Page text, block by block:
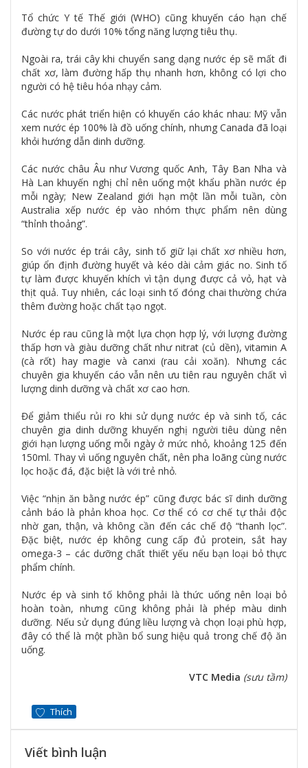
Tổ chức Y tế Thế giới (WHO) cũng khuyến cáo hạn chế
đường tự do dưới 10% tổng năng lượng tiêu thụ.
Ngoài ra, trái cây khi chuyển sang dạng nước ép sẽ mất đi
chất xơ, làm đường hấp thụ nhanh hơn, không có lợi cho
người có hệ tiêu hóa nhạy cảm.
Các nước phát triển hiện có khuyến cáo khác nhau: Mỹ vẫn
xem nước ép 100% là đồ uống chính, nhưng Canada đã loại
khỏi hướng dẫn dinh dưỡng.
Các nước châu Âu như Vương quốc Anh, Tây Ban Nha và
Hà Lan khuyến nghị chỉ nên uống một khẩu phần nước ép
mỗi ngày; New Zealand giới hạn một lần mỗi tuần, còn
Australia xếp nước ép vào nhóm thực phẩm nên dùng
“thỉnh thoảng”.
So với nước ép trái cây, sinh tố giữ lại chất xơ nhiều hơn,
giúp ổn định đường huyết và kéo dài cảm giác no. Sinh tố
tự làm được khuyến khích vì tận dụng được cả vỏ, hạt và
thịt quả. Tuy nhiên, các loại sinh tố đóng chai thường chứa
thêm đường hoặc chất tạo ngọt.
Nước ép rau cũng là một lựa chọn hợp lý, với lượng đường
thấp hơn và giàu dưỡng chất như nitrat (củ dền), vitamin A
(cà rốt) hay magie và canxi (rau cải xoăn). Nhưng các
chuyên gia khuyến cáo vẫn nên ưu tiên rau nguyên chất vì
lượng dinh dưỡng và chất xơ cao hơn.
Để giảm thiểu rủi ro khi sử dụng nước ép và sinh tố, các
chuyên gia dinh dưỡng khuyến nghị người tiêu dùng nên
giới hạn lượng uống mỗi ngày ở mức nhỏ, khoảng 125 đến
150ml. Thay vì uống nguyên chất, nên pha loãng cùng nước
lọc hoặc đá, đặc biệt là với trẻ nhỏ.
Việc “nhịn ăn bằng nước ép” cũng được bác sĩ dinh dưỡng
cảnh báo là phản khoa học. Cơ thể có cơ chế tự thải độc
nhờ gan, thận, và không cần đến các chế độ “thanh lọc”.
Đặc biệt, nước ép không cung cấp đủ protein, sắt hay
omega-3 – các dưỡng chất thiết yếu nếu bạn loại bỏ thực
phẩm chính.
Nước ép và sinh tố không phải là thức uống nên loại bỏ
hoàn toàn, nhưng cũng không phải là phép màu dinh
dưỡng. Nếu sử dụng đúng liều lượng và chọn loại phù hợp,
đây có thể là một phần bổ sung hiệu quả trong chế độ ăn
uống.
VTC Media (sưu tầm)
Thích
Viết bình luận